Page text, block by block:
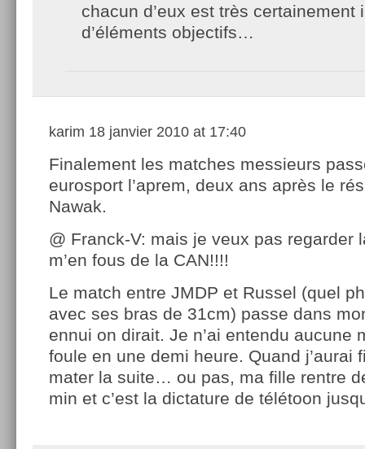
chacun d’eux est très certainement
d’éléments objectifs…
karim 18 janvier 2010 at 17:40
Finalement les matches messieurs
eurosport l’aprem, deux ans après le
Nawak.
@ Franck-V: mais je veux pas regarder
m’en fous de la CAN!!!!
Le match entre JMDP et Russel (quel
avec ses bras de 31cm) passe dans
ennui on dirait. Je n’ai entendu aucune
foule en une demi heure. Quand j’aurai
mater la suite… ou pas, ma fille rentre
min et c’est la dictature de télétoon